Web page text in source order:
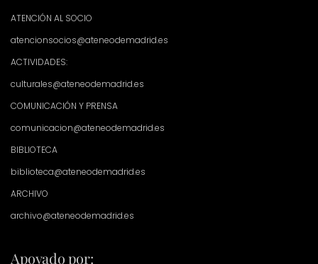
ATENCIÓN AL SOCIO
atencionsocios@ateneodemadrid.es
ACTIVIDADES:
culturales@ateneodemadrid.es
COMUNICACIÓN Y PRENSA
comunicacion@ateneodemadrid.es
BIBLIOTECA
biblioteca@ateneodemadrid.es
ARCHIVO
archivo@ateneodemadrid.es
Apoyado por: